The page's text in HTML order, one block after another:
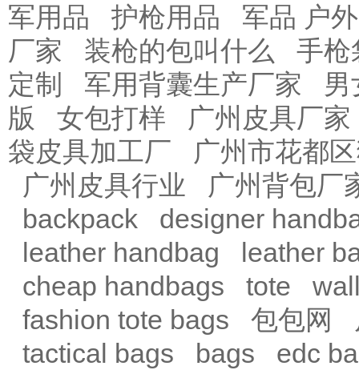
军用品
护枪用品
军品 户外
厂家
装枪的包叫什么
手枪
定制
军用背囊生产厂家
版
女包打样
广州皮具厂家
袋皮具加工厂
广州市花都
广州皮具行业
广州背包厂
backpack
designer
leather handbag
leather
cheap handbags
tote
fashion tote bags
包包网
tactical bags
bags
edc